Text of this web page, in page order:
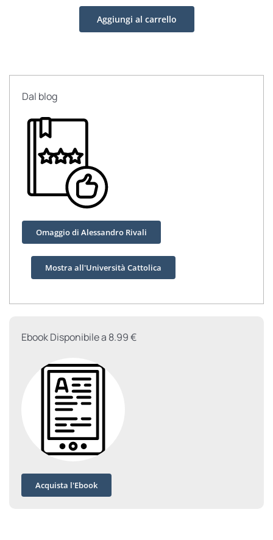
naturale
quantità
Aggiungi al carrello
Dal blog
Omaggio di Alessandro Rivali
Mostra all'Università Cattolica
Ebook Disponibile a 8.99 €
Acquista l'Ebook